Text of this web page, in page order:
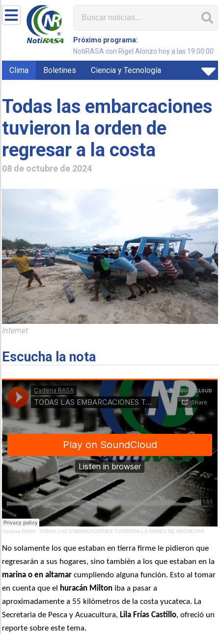
Próximo programa:
NotiRASA con Rigel Alonzo hoy a las 19:00:00
Clima Boletines Ciencia y Tecnología
Todas las embarcaciones
tuvieron la orden de
regresar a la costa
08 de octubre de 2024
Internet
Escucha la nota
Cadena RASA ·TODAS LAS EMBARCACIONES TUVIERÓN LA ORDEN DE REGRESAR
No solamente los que estaban en tierra firme le pidieron que
regresarán a sus hogares, sino también a los que estaban en la
marina o en altamar cumpliendo alguna función. Esto al tomar
en cuenta que el
huracán Milton iba a pasar a
aproximadamente a 55 kilómetros de la costa yucateca. La
Secretaria de Pesca y Acuacultura, Lila Frías Castillo, ofreció un
reporte sobre este tema.